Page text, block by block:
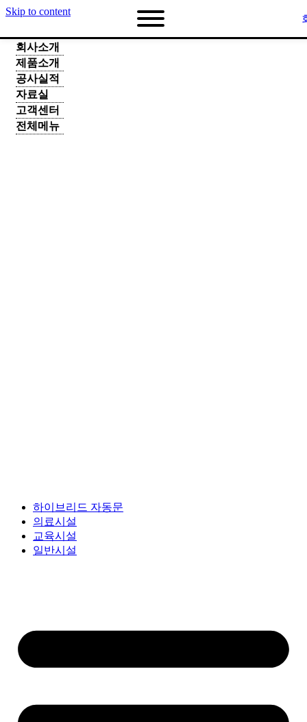
Skip to content
회사소개
제품소개
공사실적
자료실
고객센터
전체메뉴
하이브리드 자동문
의료시설
교육시설
일반시설